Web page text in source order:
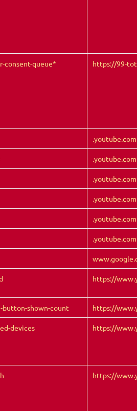
consent-queue* https://99-
.youtube.com
.youtube.com
.youtube.com
.youtube.com
.youtube.com
.youtube.com
https://
button-shown-count https://
devices https://
https://